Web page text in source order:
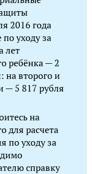
2016 года
уходу за
лет
ребёнка — 2
на второго и
— 5 817 рубля
на
для расчета
по уходу за
справку